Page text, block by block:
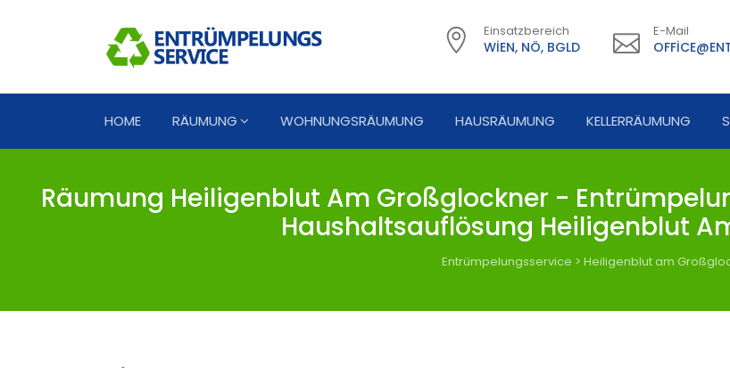
Einsatzbereich
WIEN, NÖ, BGLD
E-Mail
HOME RÄUMUNG WOHNUNGSRÄUMUNG HAUSRÄUMUNG KELLERRÄUMUNG
Räumung Heiligenblut Am Großglockner -
Haushaltsauflösung Heiligenblut
Entrümpelungsservice > Heiligenblut am